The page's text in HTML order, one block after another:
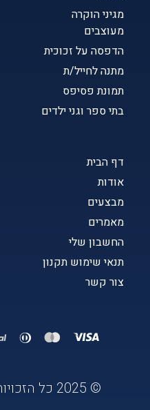
דף הבית
אודות
מבצעים
מאמרים
החשבון שלי
תנאי שימוש תקנון
צור קשר
מגיני הוקרה
מעוצבים
הדפסה על זכוכית
מתנה לחייל/ת
תמונת פסיפס
בתי ספר וגני ילדים
© 2025 כל הזכויות שמורות Speedpic